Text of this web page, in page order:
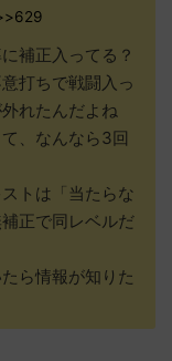
補正入ってる？
打ちで戦闘入っ
れたんだよね
、なんなら3回
トは「当たらな
正で同レベルだ
ら情報が知りた